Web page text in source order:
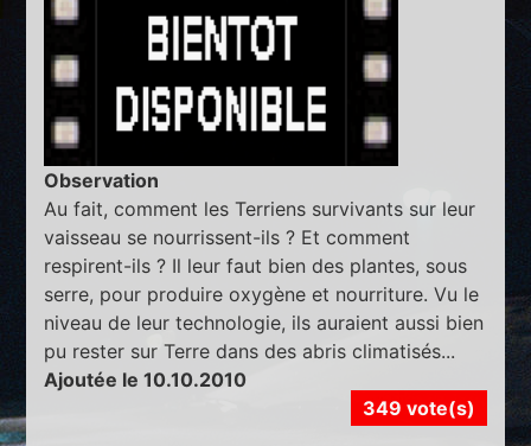
Observation
Au fait, comment les Terriens survivants sur leur
vaisseau se nourrissent-ils ? Et comment
respirent-ils ? Il leur faut bien des plantes, sous
serre, pour produire oxygène et nourriture. Vu le
niveau de leur technologie, ils auraient aussi bien
pu rester sur Terre dans des abris climatisés...
Ajoutée le 10.10.2010
349 vote(s)